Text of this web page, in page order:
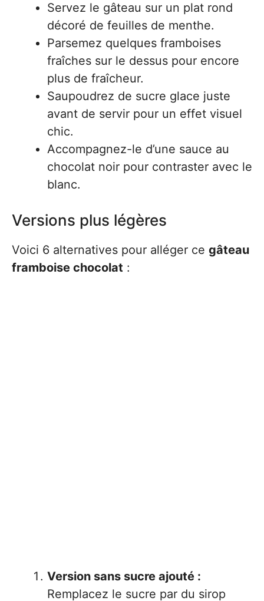
Servez le gâteau sur un plat rond
décoré de feuilles de menthe.
Parsemez quelques framboises
fraîches sur le dessus pour encore
plus de fraîcheur.
Saupoudrez de sucre glace juste
avant de servir pour un effet visuel
chic.
Accompagnez-le d’une sauce au
chocolat noir pour contraster avec le
blanc.
Versions plus légères
Voici 6 alternatives pour alléger ce gâteau
framboise chocolat :
Version sans sucre ajouté :
Remplacez le sucre par du sirop